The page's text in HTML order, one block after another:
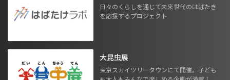
日々のくらしを通じて未来世代のはばたき
を応援するプロジェクト
大昆虫展
東京スカイツリータウンにて開催。子ども